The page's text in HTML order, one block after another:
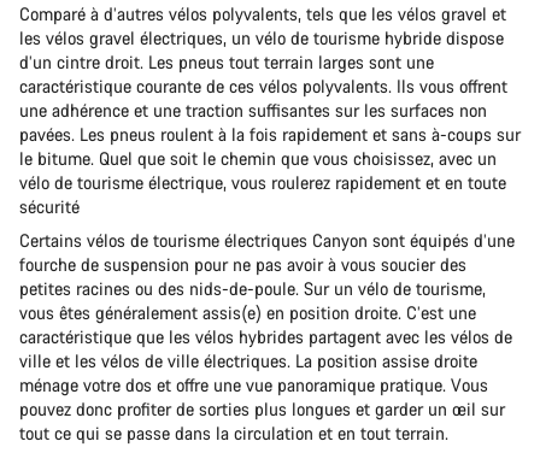
Comparé à d’autres vélos polyvalents, tels que les vélos gravel et
les vélos gravel électriques, un vélo de tourisme hybride dispose
d’un cintre droit. Les pneus tout terrain larges sont une
caractéristique courante de ces vélos polyvalents. Ils vous offrent
une adhérence et une traction suffisantes sur les surfaces non
pavées. Les pneus roulent à la fois rapidement et sans à-coups sur
le bitume. Quel que soit le chemin que vous choisissez, avec un
vélo de tourisme électrique, vous roulerez rapidement et en toute
sécurité
Certains vélos de tourisme électriques Canyon sont équipés d’une
fourche de suspension pour ne pas avoir à vous soucier des
petites racines ou des nids-de-poule. Sur un vélo de tourisme,
vous êtes généralement assis(e) en position droite. C’est une
caractéristique que les vélos hybrides partagent avec les vélos de
ville et les vélos de ville électriques. La position assise droite
ménage votre dos et offre une vue panoramique pratique. Vous
pouvez donc profiter de sorties plus longues et garder un œil sur
tout ce qui se passe dans la circulation et en tout terrain.